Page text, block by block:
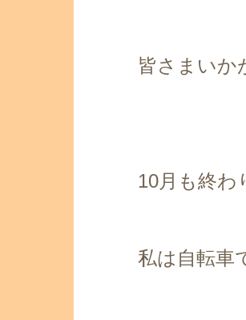
皆さまい
10月も終わ
私は自転車